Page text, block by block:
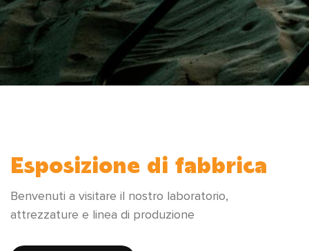
Esposizione di fabbrica
Benvenuti a visitare il nostro laboratorio,
attrezzature e linea di produzione